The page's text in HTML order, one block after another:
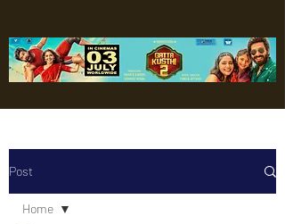
Post
Home